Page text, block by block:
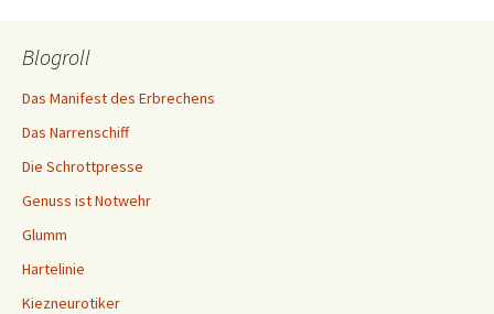
Blogroll
Das Manifest des Erbrechens
Das Narrenschiff
Die Schrottpresse
Genuss ist Notwehr
Glumm
Hartelinie
Kiezneurotiker